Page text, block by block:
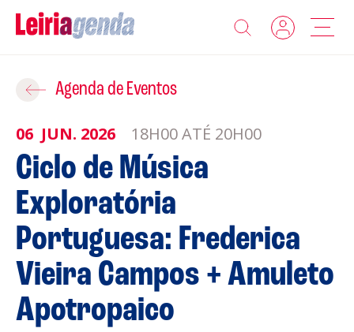
Agenda
Sobre a Leiriagenda
Promotores
Clubes Desportivos
Contactos
Informações
Política de Privacidade
Agenda de Eventos
06 JUN. 2026 18H00 ATÉ 20H00
Ciclo de Música
Exploratória
Portuguesa: Frederica
Vieira Campos + Amuleto
Apotropaico
Adicionar ao Roteiro
ROTEIROS EXISTENTES
CRIAR NOVO
Gravar